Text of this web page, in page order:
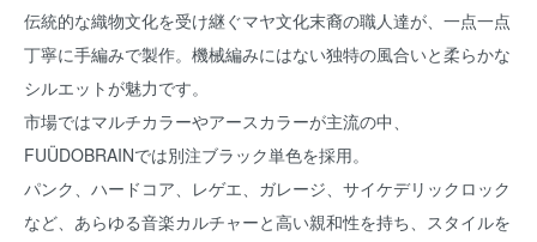
伝統的な織物文化を受け継ぐマヤ文化末裔の職人達が、一点一点
丁寧に手編みで製作。機械編みにはない独特の風合いと柔らかな
シルエットが魅力です。
市場ではマルチカラーやアースカラーが主流の中、
FUÜDOBRAINでは別注ブラック単色を採用。
パンク、ハードコア、レゲエ、ガレージ、サイケデリックロック
など、あらゆる音楽カルチャーと高い親和性を持ち、スタイルを